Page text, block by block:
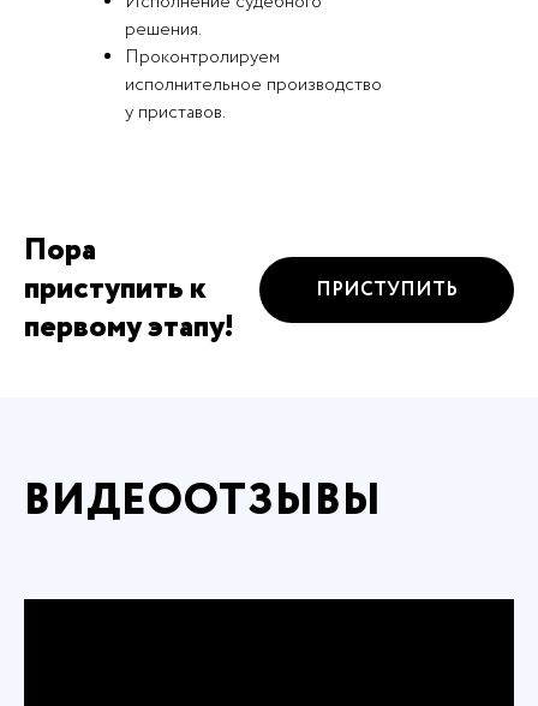
решения.
Проконтролируем
исполнительное производство
у приставов.
Пора
приступить к
первому этапу!
ПРИСТУПИТЬ
ВИДЕООТЗЫВЫ